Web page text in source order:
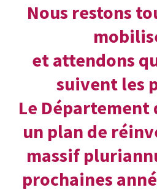
Nous restons
et attendons
suivent les
Le Département
un plan de
massif
prochaines